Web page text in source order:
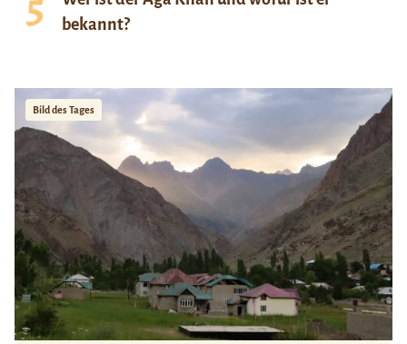
bekannt?
Bild des Tages